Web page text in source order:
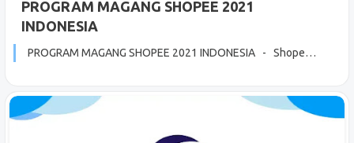
PROGRAM MAGANG SHOPEE 2021
INDONESIA
PROGRAM MAGANG SHOPEE 2021 INDONESIA - Shope…